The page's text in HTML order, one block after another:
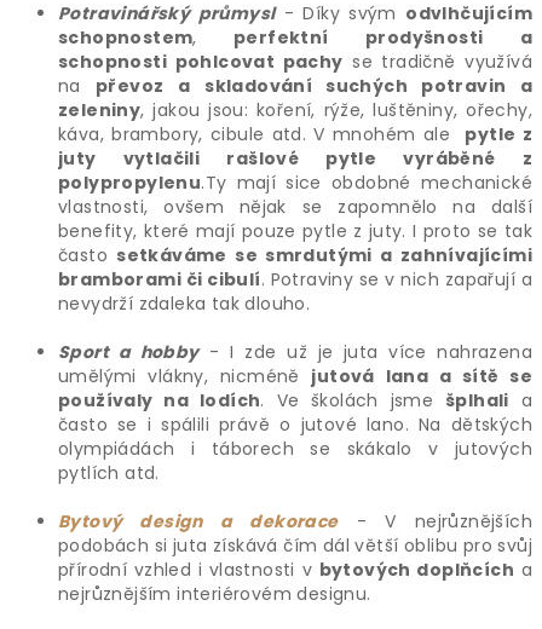
Potravinářský průmysl- Díky svým odvlhčujícím
schopnostem, perfektní prodyšnosti a
schopnosti pohlcovat pachy se tradičně využívá
na převoz a
skladování suchých potravin a
zeleniny, jakou jsou: koření, rýže, luštěniny, ořechy,
káva, brambory, cibule atd. V mnohém ale pytle z
juty vytlačili rašlové pytle vyráběné z
polypropylenu.Ty mají sice obdobné mechanické
vlastnosti, ovšem nějak se zapomnělo na další
benefity, které mají pouze pytle z juty. I proto se tak
často setkáváme se smrdutými a zahnívajícími
bramborami či cibulí. Potraviny se v nich zapařují a
nevydrží zdaleka tak dlouho.
Sport a hobby- I zde už je juta více nahrazena
umělými vlákny, nicméně jutová lana a sítě se
používaly na lodích. Ve školách jsme šplhali a
často se i spálili právě o jutové lano. Na dětských
olympiádách i táborech se skákalo v jutových
pytlích atd.
Bytový design a dekorace- V nejrůznějších
podobách si juta získává čím dál větší oblibu pro svůj
přírodní vzhled i vlastnosti v bytových doplňcích a
nejrůznějším interiérovém designu.